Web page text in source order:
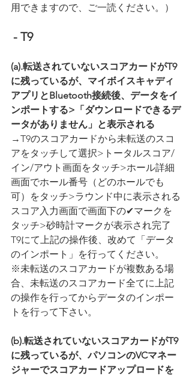
用できますので、ご一読ください。）
- T9
(a).転送されていないスコアカードがT9
に残っているが、マイボイスキャディ
アプリとBluetooth接続後、データをイ
ンポートする>「ダウンロードできるデ
ータがありません」と表示される
→T9のスコアカードから未転送のスコ
アをタッチして選択>トータルスコア/
イン/アウト画面をタッチ>ホール詳細
画面でホール番号（どのホールでも
可）をタッチ>ラウンド中に表示される
スコア入力画面で画面下の✔マークを
タッチ>砂時計マークが表示され完了
T9にて上記の操作後、改めて「データ
のインポート」を行ってください。
※未転送のスコアカードが複数ある場
合、未転送のスコアカード全てに上記
の操作を行ってからデータのインポー
トを行って下さい。
(b).転送されていないスコアカードがT9
に残っているが、パソコンのVCマネー
ジャーでスコアカードアップロードを